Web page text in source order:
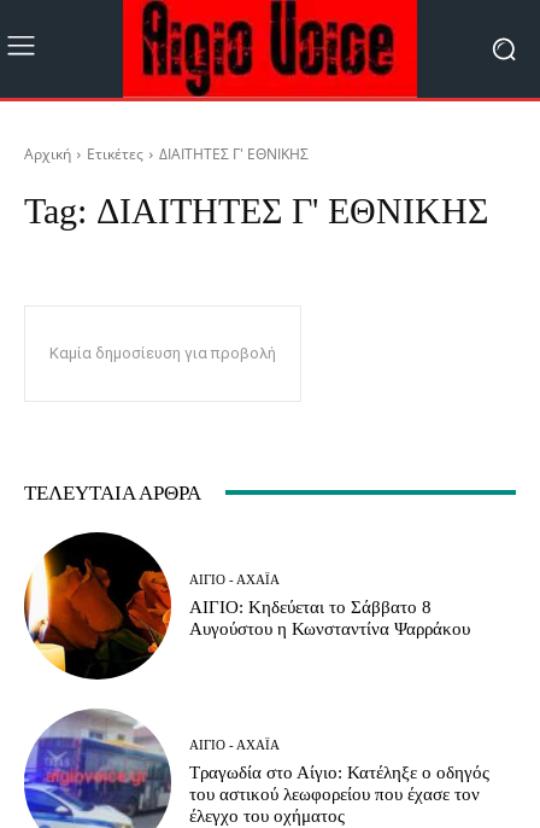
Αρχική Ετικέτες ΔΙΑΙΤΗΤΕΣ Γ' ΕΘΝΙΚΗΣ
Tag: ΔΙΑΙΤΗΤΕΣ Γ' ΕΘΝΙΚΗΣ
Καμία δημοσίευση για προβολή
ΤΕΛΕΥΤΑΊΑ ΆΡΘΡΑ
ΑΊΓΙΟ - ΑΧΑΪ́Α
ΑΙΓΙΟ: Κηδεύεται το Σάββατο 8
Αυγούστου η Κωνσταντίνα Ψαρράκου
ΑΊΓΙΟ - ΑΧΑΪ́Α
Τραγωδία στο Αίγιο: Κατέληξε ο οδηγός
του αστικού λεωφορείου που έχασε τον
έλεγχο του οχήματος